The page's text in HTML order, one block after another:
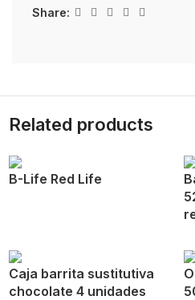
Share:
Related products
B-Life Red Life
Caja barrita sustitutiva
chocolate 4 unidades